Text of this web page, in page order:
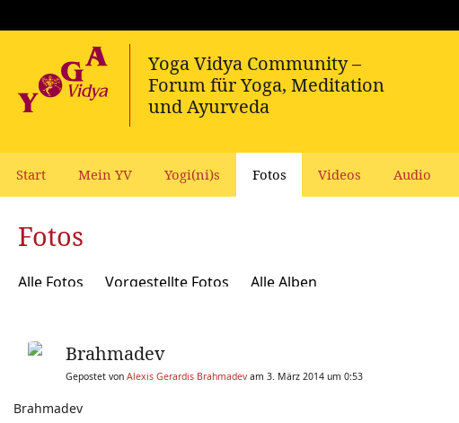
Start Mein YV Yogi(ni)s Fotos Videos Audio
Fotos
Alle Fotos Vorgestellte Fotos Alle Alben
Brahmadev
Gepostet von Alexis Gerardis Brahmadevam 3. März 2014 um 0:53
Brahmadev